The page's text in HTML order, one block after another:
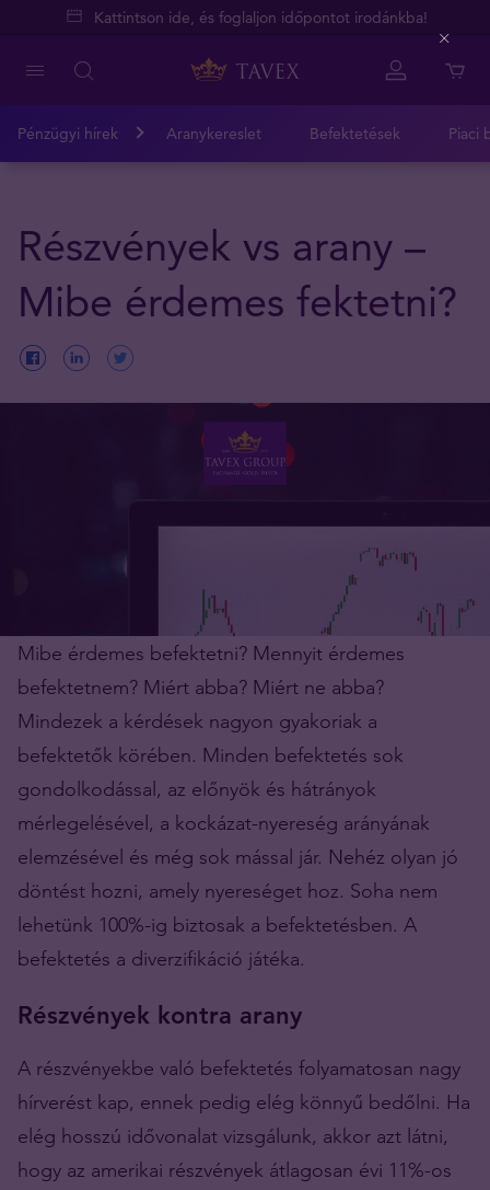
Kattintson ide, és foglaljon időpontot irodánkba!
Pénzügyi hírek Aranykereslet Befektetések Piaci
Részvények vs arany –
Mibe érdemes fektetni?
Mibe érdemes befektetni? Mennyit érdemes
befektetnem? Miért abba? Miért ne abba?
Mindezek a kérdések nagyon gyakoriak a
befektetők körében. Minden befektetés sok
gondolkodással, az előnyök és hátrányok
mérlegelésével, a kockázat-nyereség arányának
elemzésével és még sok mással jár. Nehéz olyan jó
döntést hozni, amely nyereséget hoz. Soha nem
lehetünk 100%-ig biztosak a befektetésben. A
befektetés a diverzifikáció játéka.
Részvények kontra arany
A részvényekbe való befektetés folyamatosan nagy
hírverést kap, ennek pedig elég könnyű bedőlni. Ha
elég hosszú idővonalat vizsgálunk, akkor azt látni,
hogy az amerikai részvények átlagosan évi 11%-os
Close